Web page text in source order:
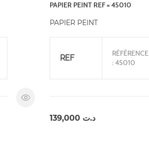
PAPIER PEINT REF = 45010
PAPIER PEINT
REF
RÉFÉRENCE
: 45010
د.ت 139,000